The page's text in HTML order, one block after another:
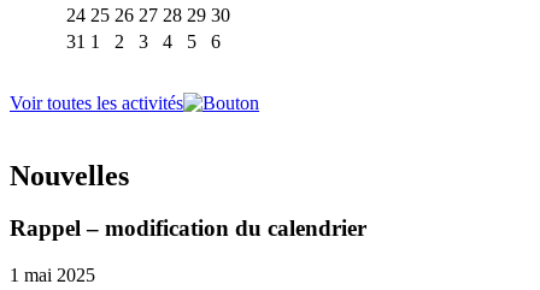
24 25 26 27 28 29 30
31 1 2 3 4 5 6
Voir toutes les activités
Nouvelles
Rappel – modification du calendrier
1 mai 2025